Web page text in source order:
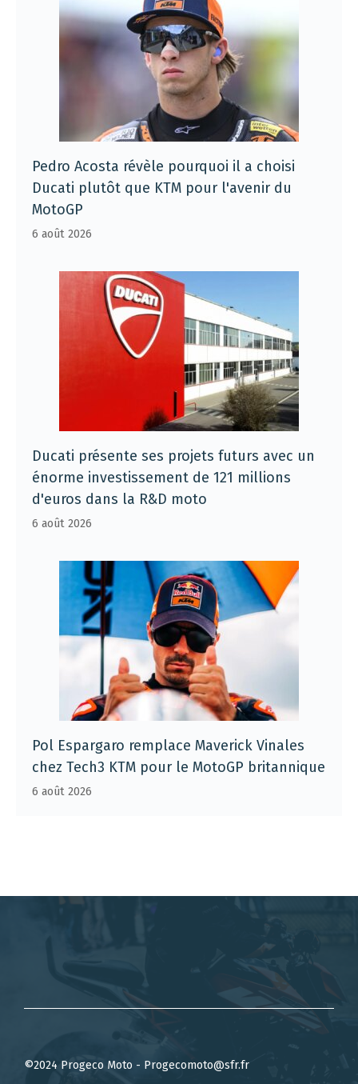
Pedro Acosta révèle pourquoi il a choisi
Ducati plutôt que KTM pour l'avenir du
MotoGP
6 août 2026
Ducati présente ses projets futurs avec un
énorme investissement de 121 millions
d'euros dans la R&D moto
6 août 2026
Pol Espargaro remplace Maverick Vinales
chez Tech3 KTM pour le MotoGP britannique
6 août 2026
©2024 Progeco Moto - Progecomoto@sfr.fr